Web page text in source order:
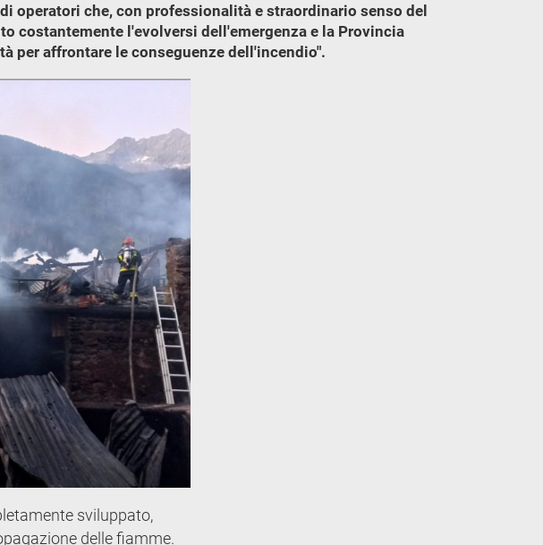
operatori che, con professionalità e straordinario senso del
costantemente l'evolversi dell'emergenza e la Provincia
per affrontare le conseguenze dell'incendio".
sviluppato,
delle fiamme.